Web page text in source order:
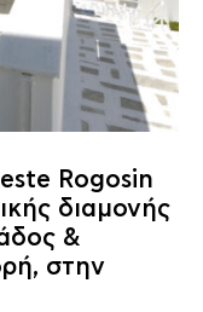
Rogosin
διαμονής
&
στην